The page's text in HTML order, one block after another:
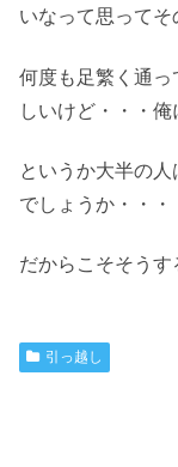
いなって思って
何度も足繁く通っ
しいけど・・・
というか大半の
でしょうか・・・
だからこそそうす
引っ越し